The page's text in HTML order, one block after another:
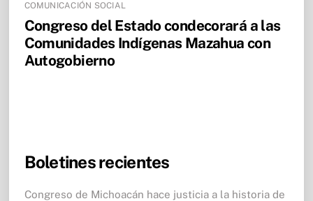
COMUNICACIÓN SOCIAL
Congreso del Estado condecorará a las
Comunidades Indígenas Mazahua con
Autogobierno
Boletines recientes
Congreso de Michoacán hace justicia a la historia de